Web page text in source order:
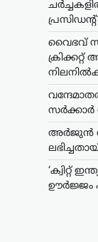
പ്രസിഡന്റ്
വൈഭവ്
സർക്കാർ
അർജുൻ
‘ക്വിറ്റ്
ഊർജ്ജം